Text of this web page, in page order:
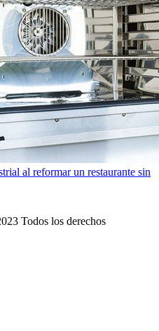
al reformar un restaurante sin
Todos los derechos